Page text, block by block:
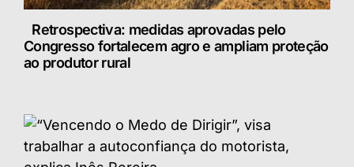
Retrospectiva: medidas aprovadas pelo
Congresso fortalecem agro e ampliam proteção
ao produtor rural